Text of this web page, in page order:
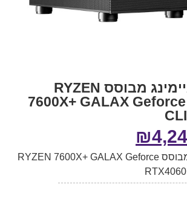
מחשב נייח גיימינג מבוסס RYZEN
7600X+ GALAX
₪
מחשב נייח גיימינג מבוסס RYZEN 7600X+ GALAX Geforce